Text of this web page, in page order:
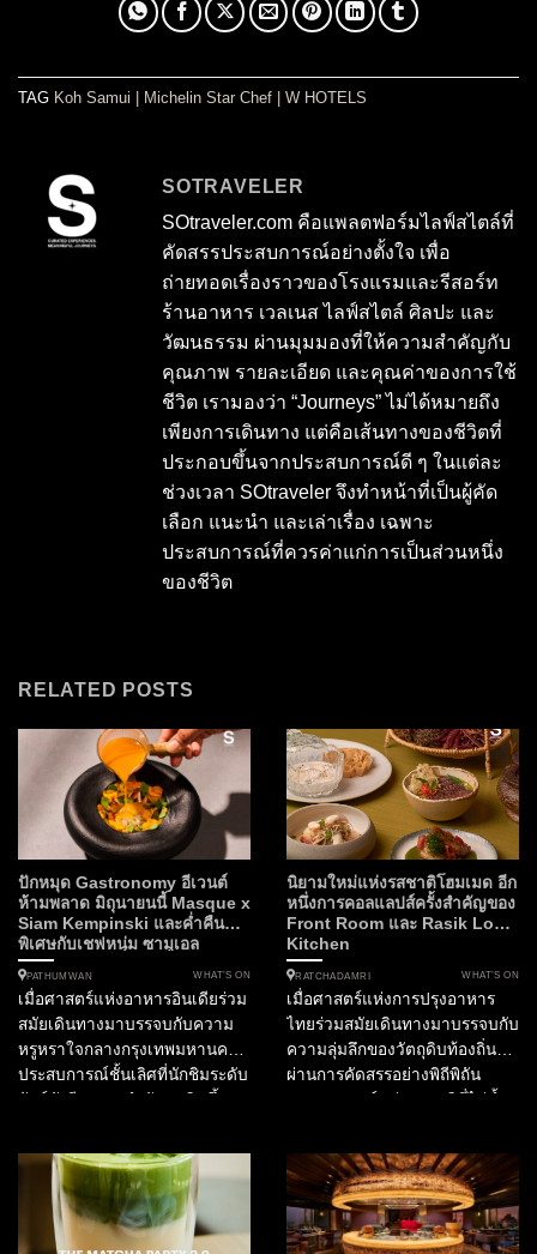
TAG Koh Samui Michelin Star Chef W HOTELS
SOTRAVELER
SOtraveler.com คือแพลตฟอร์มไลฟ์สไตล์ที่
คัดสรรประสบการณ์อย่างตั้งใจ เพื่อ
ถ่ายทอดเรื่องราวของโรงแรมและรีสอร์ท
ร้านอาหาร เวลเนส ไลฟ์สไตล์ ศิลปะ และ
วัฒนธรรม ผ่านมุมมองที่ให้ความสำคัญกับ
คุณภาพ รายละเอียด และคุณค่าของการใช้
ชีวิต เรามองว่า “Journeys” ไม่ได้หมายถึง
เพียงการเดินทาง แต่คือเส้นทางของชีวิตที่
ประกอบขึ้นจากประสบการณ์ดี ๆ ในแต่ละ
ช่วงเวลา SOtraveler จึงทำหน้าที่เป็นผู้คัด
เลือก แนะนำ และเล่าเรื่อง เฉพาะ
ประสบการณ์ที่ควรค่าแก่การเป็นส่วนหนึ่ง
ของชีวิต
RELATED POSTS
ปักหมุด Gastronomy อีเวนต์
ห้ามพลาด มิถุนายนนี้ Masque x
Siam Kempinski และค่ำคืน
พิเศษกับเชฟหนุ่ม ซามูเอล
PATHUMWAN WHAT’S ON
เมื่อศาสตร์แห่งอาหารอินเดียร่วม
สมัยเดินทางมาบรรจบกับความ
หรูหราใจกลางกรุงเทพมหานคร
ประสบการณ์ชั้นเลิศที่นักชิมระดับ
ลักซ์ชัวรีรอคอยกำลังจะเกิดขึ้น
SOtraveler เรามีความยินดีที่จะ
นำเสนอการร่วมมือครั้งสำคัญที่
กำลังจะเปลี่ยนค่ำคืนต้นเดือน
มิถุนายนนี้ให้เป็นมื้ออาหารที่น่า
นิยามใหม่แห่งรสชาติโฮมเมด อีก
หนึ่งการคอลแลปส์ครั้งสำคัญของ
Front Room และ Rasik Local
Kitchen
RATCHADAMRI WHAT’S ON
เมื่อศาสตร์แห่งการปรุงอาหาร
ไทยร่วมสมัยเดินทางมาบรรจบกับ
ความลุ่มลึกของวัตถุดิบท้องถิ่นที่
ผ่านการคัดสรรอย่างพิถีพิถัน
ประสบการณ์แห่งรสชาติที่ไม่ซ้ำ
กรุงเทพมหานคร สำหรับไฟน์ได
นิ่งเลิฟเวอร์ที่กำลังมองหา
ประสบการณ์อาหารไทยที่ก้าว
ข้ามขีดจำกัดเดิมๆ ห้ามพลาด